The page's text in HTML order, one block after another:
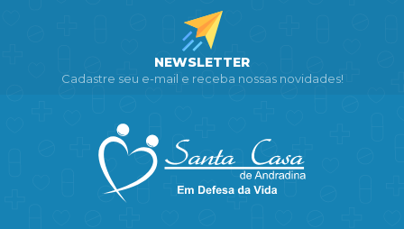
NEWSLETTER
Cadastre seu e-mail e receba nossas novidades!